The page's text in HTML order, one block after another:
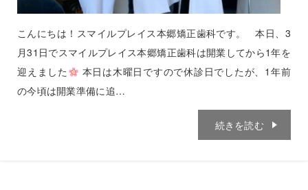
こんにちは！スマイルプレイス本郷矯正歯科です。 本日、3
月31日でスマイルプレイス本郷矯正歯科は開業してから1年を
迎えました
本日は木曜日ですので休診日でしたが、1年前
の今頃は開業準備に追…
続きを読む